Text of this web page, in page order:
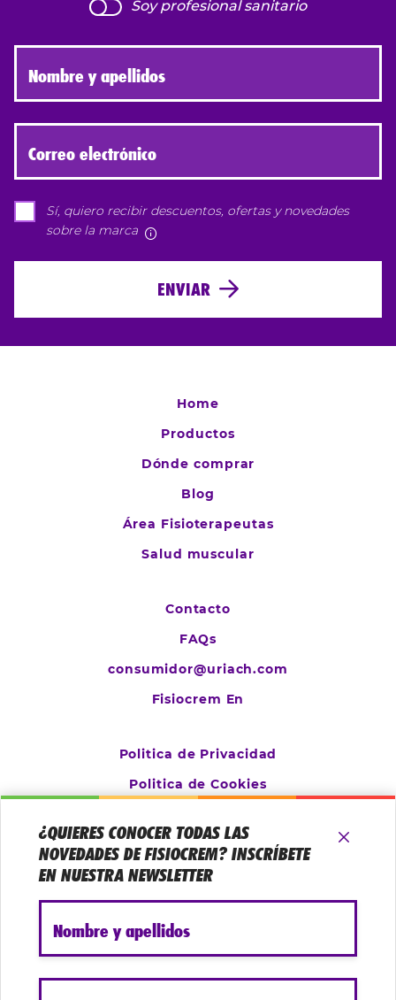
Soy profesional sanitario
Nombre y apellidos
Correo electrónico
ENVIAR
Sí, quiero recibir descuentos, ofertas y novedades
sobre la marca
¿QUIERES CONOCER TODAS LAS
NOVEDADES DE FISIOCREM? INSCRÍBETE
EN NUESTRA NEWSLETTER
Nombre y apellidos
Home
Productos
Dónde comprar
Blog
Área Fisioterapeutas
Salud muscular
Contacto
FAQs
consumidor@uriach.com
Fisiocrem En
Politica de Privacidad
Politica de Cookies
Configurar cookies